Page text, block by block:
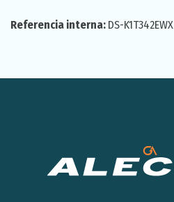
Referencia interna: DS-K1T342EWX